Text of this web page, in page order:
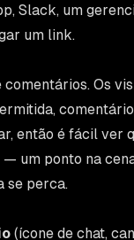
Slack, um
um link.
Os
então é fácil ver
um ponto na
se perca.
(ícone de chat,